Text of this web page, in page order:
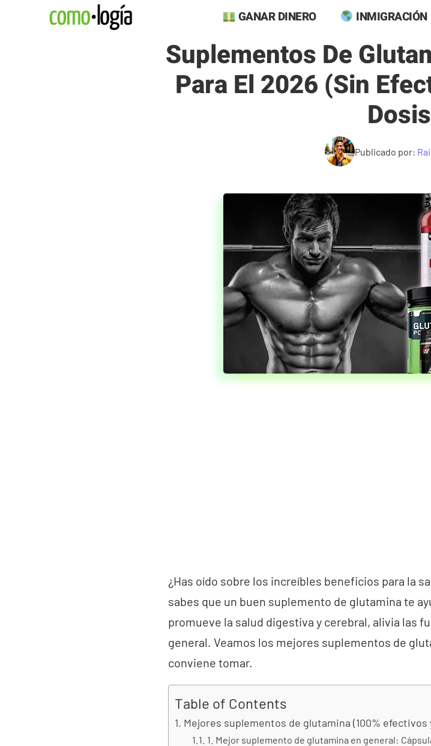
GANAR DINERO INMIGRACIÓN
Suplementos De
Para El 2026 (sin
Publicado por:
¿Has oído sobre los increíbles beneficios para la
sabes que un buen suplemento de glutamina te
promueve la salud digestiva y cerebral, alivia las
general. Veamos los mejores suplementos de
conviene tomar.
Table of Contents
Mejores suplementos de glutamina (100%
1. Mejor suplemento de glutamina en general: